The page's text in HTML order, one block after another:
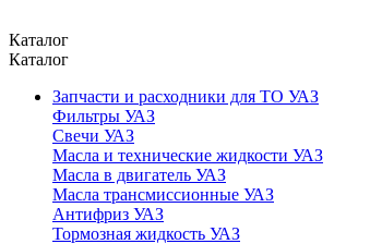
Каталог
Каталог
Запчасти и расходники для ТО УАЗ
Фильтры УАЗ
Свечи УАЗ
Масла и технические жидкости УАЗ
Масла в двигатель УАЗ
Масла трансмиссионные УАЗ
Антифриз УАЗ
Тормозная жидкость УАЗ